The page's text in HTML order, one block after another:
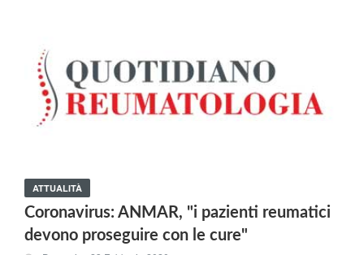
ATTUALITÀ
Coronavirus: ANMAR, "i pazienti reumatici
devono proseguire con le cure"